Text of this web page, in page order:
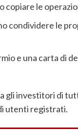
copiare le
condividere le
e una carta di
gli investitori di
utenti registrati.